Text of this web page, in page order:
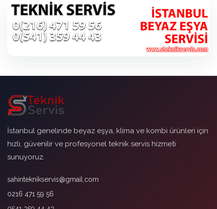
İstanbul genelinde beyaz eşya, klima ve kombi ürünleri için
hızlı, güvenilir ve profesyonel teknik servis hizmeti
sunuyoruz.
sahinteknikservis@gmail.com
0216 471 59 56